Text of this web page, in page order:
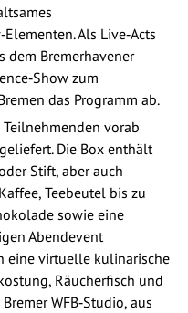
Als Live‐Acts
dem Bremerhavener
zum
das Programm ab.
vorab
Die Box enthält
Stift, aber auch
Teebeutel bis zu
sowie eine
Abendevent
eine virtuelle kulinarische
Räucherfisch und
WFB‐Studio, aus